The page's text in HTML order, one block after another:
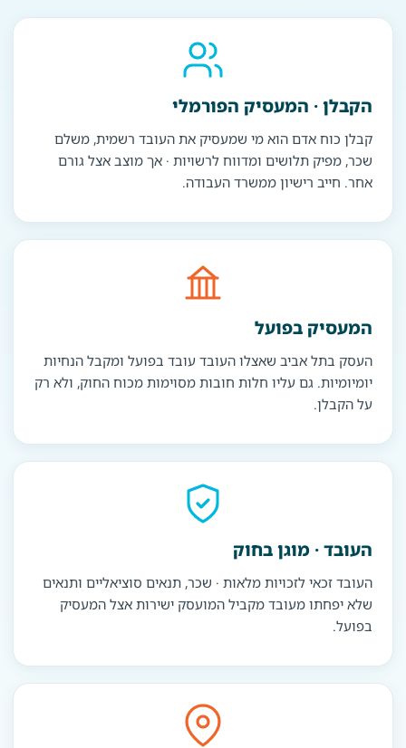
הקבלן · המעסיק הפורמלי
קבלן כוח אדם הוא מי שמעסיק את העובד רשמית, משלם
שכר, מפיק תלושים ומדווח לרשויות · אך מוצב אצל גורם
אחר. חייב רישיון ממשרד העבודה.
המעסיק בפועל
העסק בתל אביב שאצלו העובד עובד בפועל ומקבל הנחיות
יומיומיות. גם עליו חלות חובות מסוימות מכוח החוק, ולא רק
על הקבלן.
העובד · מוגן בחוק
העובד זכאי לזכויות מלאות · שכר, תנאים סוציאליים ותנאים
שלא יפחתו מעובד מקביל המועסק ישירות אצל המעסיק
בפועל.